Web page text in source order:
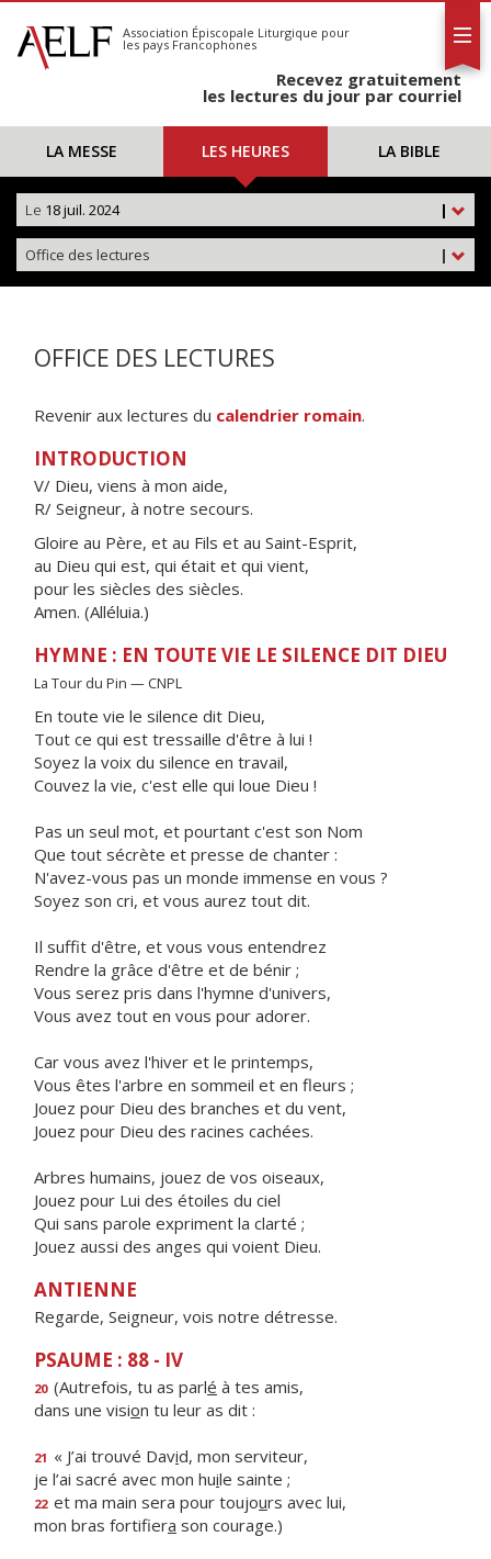
S'abonner
Calendrier
Association Épiscopale Liturgique pour
les pays Francophones
Recevez gratuitement
les lectures du jour par courriel
LA MESSE LES HEURES LA BIBLE
|
Le 18 juil. 2024
|
Office des lectures
OFFICE DES LECTURES
Revenir aux lectures du calendrier romain.
INTRODUCTION
V/ Dieu, viens à mon aide,
R/ Seigneur, à notre secours.
Gloire au Père, et au Fils et au Saint-Esprit,
au Dieu qui est, qui était et qui vient,
pour les siècles des siècles.
Amen. (Alléluia.)
HYMNE : EN TOUTE VIE LE SILENCE DIT DIEU
La Tour du Pin — CNPL
En toute vie le silence dit Dieu,
Tout ce qui est tressaille d'être à lui !
Soyez la voix du silence en travail,
Couvez la vie, c'est elle qui loue Dieu !
Pas un seul mot, et pourtant c'est son Nom
Que tout sécrète et presse de chanter :
N'avez-vous pas un monde immense en vous ?
Soyez son cri, et vous aurez tout dit.
Il suffit d'être, et vous vous entendrez
Rendre la grâce d'être et de bénir ;
Vous serez pris dans l'hymne d'univers,
Vous avez tout en vous pour adorer.
Car vous avez l'hiver et le printemps,
Vous êtes l'arbre en sommeil et en fleurs ;
Jouez pour Dieu des branches et du vent,
Jouez pour Dieu des racines cachées.
Arbres humains, jouez de vos oiseaux,
Jouez pour Lui des étoiles du ciel
Qui sans parole expriment la clarté ;
Jouez aussi des anges qui voient Dieu.
ANTIENNE
Regarde, Seigneur, vois notre détresse.
PSAUME : 88 - IV
20 (Autrefois, tu as parlé à tes amis,
dans une vision tu leur as dit :
21 « J’ai trouvé David, mon serviteur,
je l’ai sacré avec mon huile sainte ;
22 et ma main sera pour toujours avec lui,
mon bras fortifiera son courage.)